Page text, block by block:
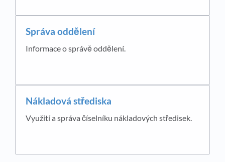
Správa oddělení
Informace o správě oddělení.
Nákladová střediska
Využití a správa číselníku nákladových středisek.